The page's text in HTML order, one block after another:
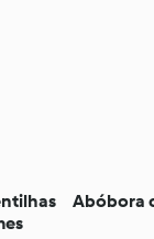
Abóbora